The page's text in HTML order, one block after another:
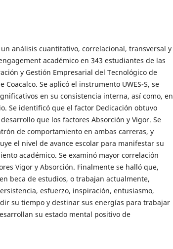
análisis cuantitativo, correlacional, transversal y
académico en 343 estudiantes de las
y Gestión Empresarial del Tecnológico de
Coacalco. Se aplicó el instrumento UWES-S, se
en su consistencia interna, así como, en
Se identificó que el factor Dedicación obtuvo
que los factores Absorción y Vigor. Se
de comportamiento en ambas carreras, y
el nivel de avance escolar para manifestar su
académico. Se examinó mayor correlación
Vigor y Absorción. Finalmente se halló que,
beca de estudios, o trabajan actualmente,
esfuerzo, inspiración, entusiasmo,
su tiempo y destinar sus energías para trabajar
su estado mental positivo de